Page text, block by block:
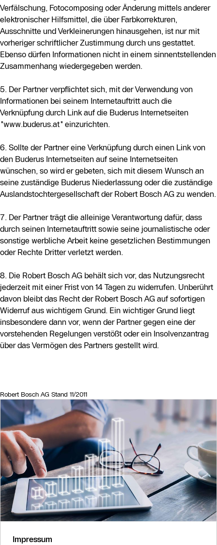
Verfälschung, Fotocomposing oder Änderung mittels anderer
elektronischer Hilfsmittel, die über Farbkorrekturen,
Ausschnitte und Verkleinerungen hinausgehen, ist nur mit
vorheriger schriftlicher Zustimmung durch uns gestattet.
Ebenso dürfen Informationen nicht in einem sinnentstellenden
Zusammenhang wiedergegeben werden.
5. Der Partner verpflichtet sich, mit der Verwendung von
Informationen bei seinem Internetauftritt auch die
Verknüpfung durch Link auf die Buderus Internetseiten
"www.buderus.at" einzurichten.
6. Sollte der Partner eine Verknüpfung durch einen Link von
den Buderus Internetseiten auf seine Internetseiten
wünschen, so wird er gebeten, sich mit diesem Wunsch an
seine zuständige Buderus Niederlassung oder die zuständige
Auslandstochtergesellschaft der Robert Bosch AG zu wenden.
7. Der Partner trägt die alleinige Verantwortung dafür, dass
durch seinen Internetauftritt sowie seine journalistische oder
sonstige werbliche Arbeit keine gesetzlichen Bestimmungen
oder Rechte Dritter verletzt werden.
8. Die Robert Bosch AG behält sich vor, das Nutzungsrecht
jederzeit mit einer Frist von 14 Tagen zu widerrufen. Unberührt
davon bleibt das Recht der Robert Bosch AG auf sofortigen
Widerruf aus wichtigem Grund. Ein wichtiger Grund liegt
insbesondere dann vor, wenn der Partner gegen eine der
vorstehenden Regelungen verstößt oder ein Insolvenzantrag
über das Vermögen des Partners gestellt wird.
Robert Bosch AG Stand 11/2011
Impressum